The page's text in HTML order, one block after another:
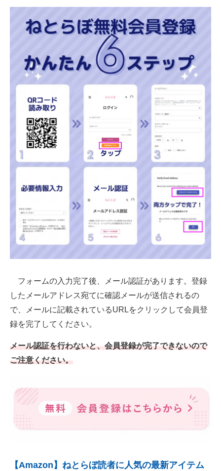
フォームの入力完了後、メール認証があります。登録
したメールアドレス宛てに確認メールが送信されるの
で、メールに記載されているURLをクリックして会員登
録を完了してください。
メール認証を行わないと、会員登録が完了できないので
ご注意ください。
【Amazon】ねとらぼ読者に人気の最新アイテム